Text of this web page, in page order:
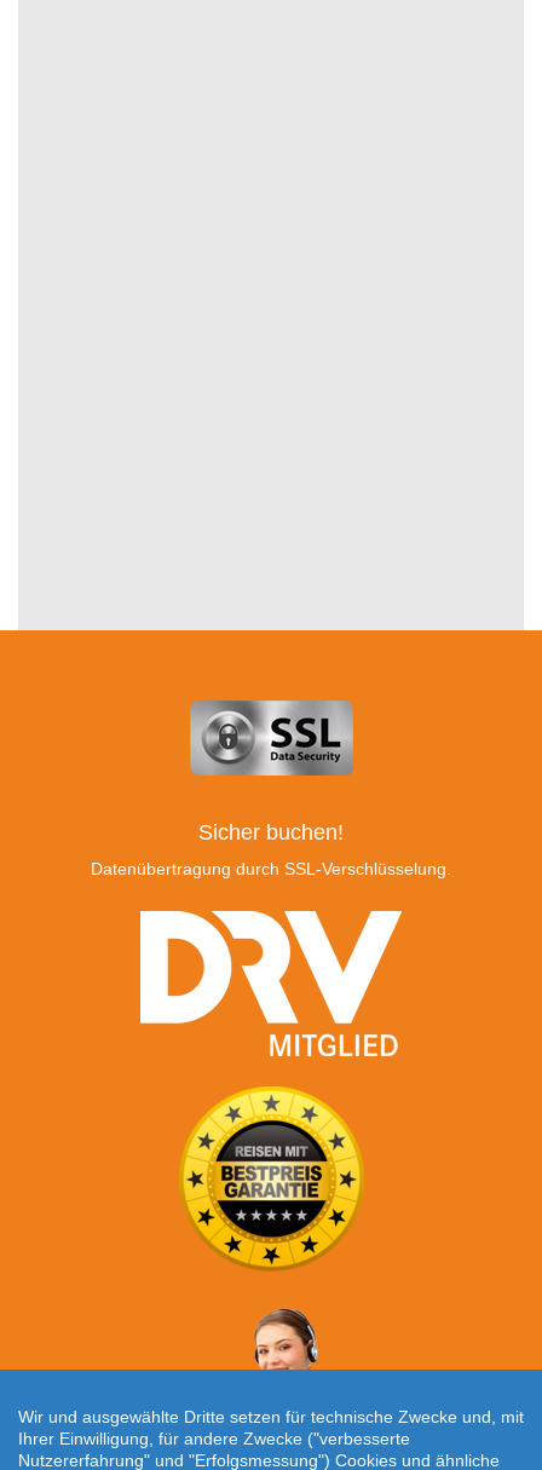
Sicher buchen!
Datenübertragung durch SSL-Verschlüsselung.
Wir und ausgewählte Dritte setzen für technische Zwecke und, mit
Ihrer Einwilligung, für andere Zwecke ("verbesserte
Nutzererfahrung" und "Erfolgsmessung") Cookies und ähnliche